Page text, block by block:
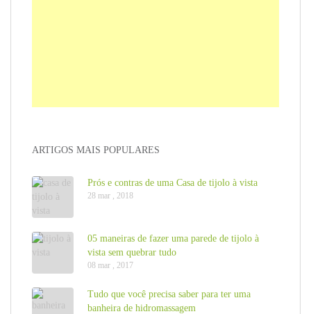
ARTIGOS MAIS POPULARES
Prós e contras de uma Casa de tijolo à vista
28 mar , 2018
05 maneiras de fazer uma parede de tijolo à
vista sem quebrar tudo
08 mar , 2017
Tudo que você precisa saber para ter uma
banheira de hidromassagem